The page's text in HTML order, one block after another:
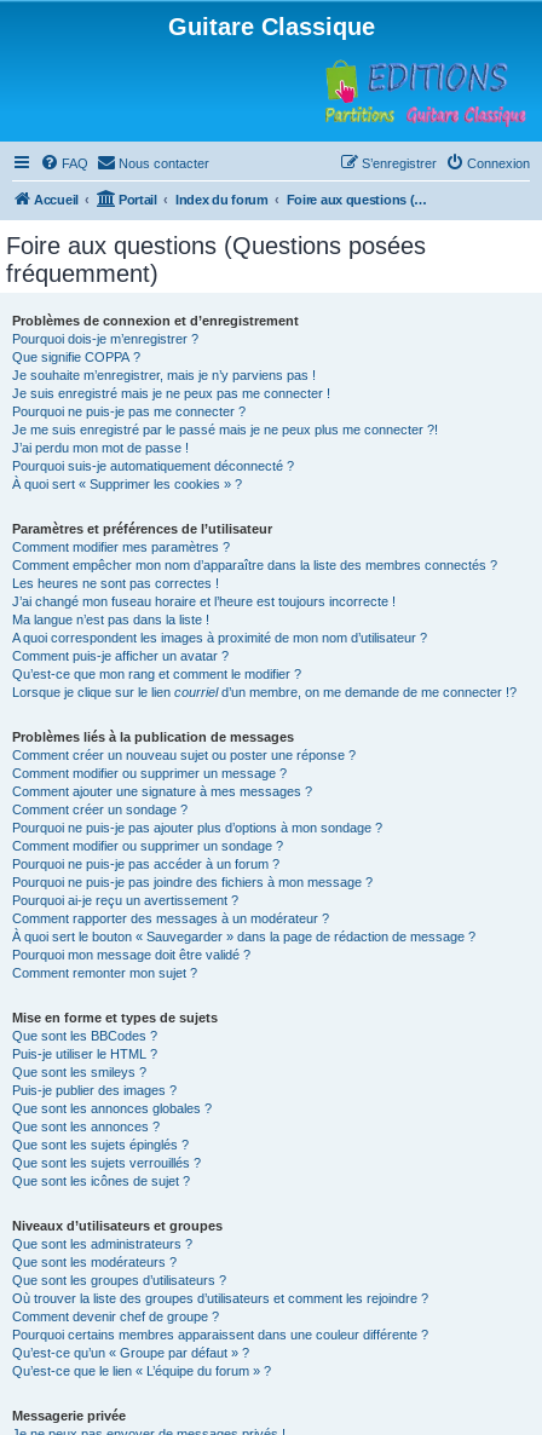
Guitare Classique
FAQ Nous contacter Connexion
S’enregistrer
Accueil Portail Index du forum Foire aux questions (Questions posées fréquemment)
Foire aux questions (Questions posées
fréquemment)
Problèmes de connexion et d’enregistrement
Pourquoi dois-je m’enregistrer ?
Que signifie COPPA ?
Je souhaite m’enregistrer, mais je n’y parviens pas !
Je suis enregistré mais je ne peux pas me connecter !
Pourquoi ne puis-je pas me connecter ?
Je me suis enregistré par le passé mais je ne peux plus me connecter ?!
J’ai perdu mon mot de passe !
Pourquoi suis-je automatiquement déconnecté ?
À quoi sert « Supprimer les cookies » ?
Paramètres et préférences de l’utilisateur
Comment modifier mes paramètres ?
Comment empêcher mon nom d’apparaître dans la liste des membres connectés ?
Les heures ne sont pas correctes !
J’ai changé mon fuseau horaire et l’heure est toujours incorrecte !
Ma langue n’est pas dans la liste !
A quoi correspondent les images à proximité de mon nom d’utilisateur ?
Comment puis-je afficher un avatar ?
Qu’est-ce que mon rang et comment le modifier ?
Lorsque je clique sur le lien courrield’un membre, on me demande de me connecter !?
Problèmes liés à la publication de messages
Comment créer un nouveau sujet ou poster une réponse ?
Comment modifier ou supprimer un message ?
Comment ajouter une signature à mes messages ?
Comment créer un sondage ?
Pourquoi ne puis-je pas ajouter plus d’options à mon sondage ?
Comment modifier ou supprimer un sondage ?
Pourquoi ne puis-je pas accéder à un forum ?
Pourquoi ne puis-je pas joindre des fichiers à mon message ?
Pourquoi ai-je reçu un avertissement ?
Comment rapporter des messages à un modérateur ?
À quoi sert le bouton « Sauvegarder » dans la page de rédaction de message ?
Pourquoi mon message doit être validé ?
Comment remonter mon sujet ?
Mise en forme et types de sujets
Que sont les BBCodes ?
Puis-je utiliser le HTML ?
Que sont les smileys ?
Puis-je publier des images ?
Que sont les annonces globales ?
Que sont les annonces ?
Que sont les sujets épinglés ?
Que sont les sujets verrouillés ?
Que sont les icônes de sujet ?
Niveaux d’utilisateurs et groupes
Que sont les administrateurs ?
Que sont les modérateurs ?
Que sont les groupes d’utilisateurs ?
Où trouver la liste des groupes d’utilisateurs et comment les rejoindre ?
Comment devenir chef de groupe ?
Pourquoi certains membres apparaissent dans une couleur différente ?
Qu’est-ce qu’un « Groupe par défaut » ?
Qu’est-ce que le lien « L’équipe du forum » ?
Messagerie privée